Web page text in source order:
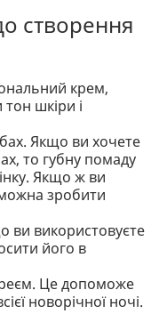
створення
крем,
шкіри і
Якщо ви хочете
то губну помаду
Якщо ж ви
зробити
ви використовуєте
його в
Це допоможе
новорічної ночі.